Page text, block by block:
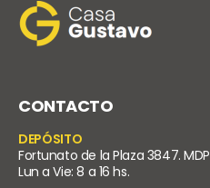
CONTACTO
DEPÓSITO
Fortunato de la Plaza 3847. MDP
Lun a Vie: 8 a 16 hs.